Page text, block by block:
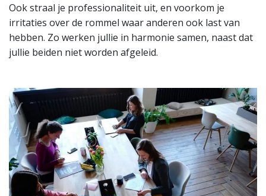
Ook straal je professionaliteit uit, en voorkom je
irritaties over de rommel waar anderen ook last van
hebben. Zo werken jullie in harmonie samen, naast dat
jullie beiden niet worden afgeleid.